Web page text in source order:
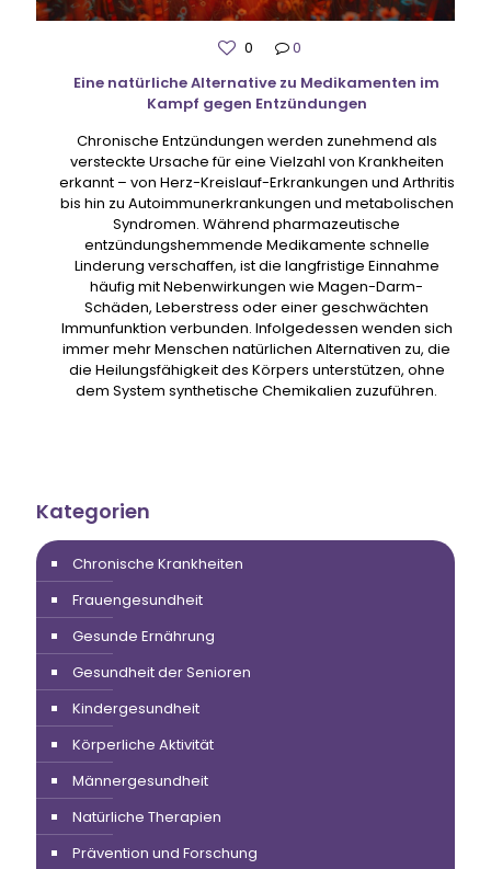
0
0
Eine natürliche Alternative zu Medikamenten im
Kampf gegen Entzündungen
Chronische Entzündungen werden zunehmend als
versteckte Ursache für eine Vielzahl von Krankheiten
erkannt – von Herz-Kreislauf-Erkrankungen und Arthritis
bis hin zu Autoimmunerkrankungen und metabolischen
Syndromen. Während pharmazeutische
entzündungshemmende Medikamente schnelle
Linderung verschaffen, ist die langfristige Einnahme
häufig mit Nebenwirkungen wie Magen-Darm-
Schäden, Leberstress oder einer geschwächten
Immunfunktion verbunden. Infolgedessen wenden sich
immer mehr Menschen natürlichen Alternativen zu, die
die Heilungsfähigkeit des Körpers unterstützen, ohne
dem System synthetische Chemikalien zuzuführen.
Kategorien
Chronische Krankheiten
Frauengesundheit
Gesunde Ernährung
Gesundheit der Senioren
Kindergesundheit
Körperliche Aktivität
Männergesundheit
Natürliche Therapien
Prävention und Forschung